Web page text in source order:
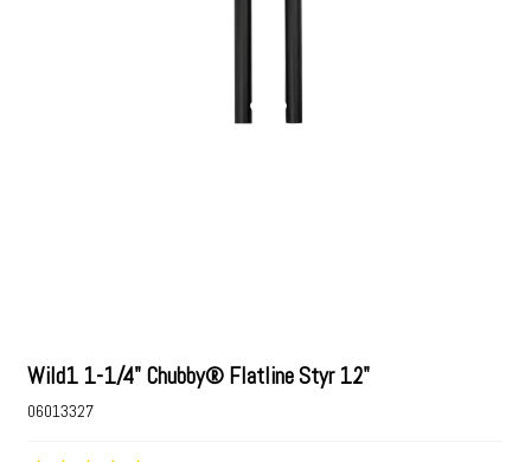
Wild1 1-1/4" Chubby® Flatline Styr 12"
06013327